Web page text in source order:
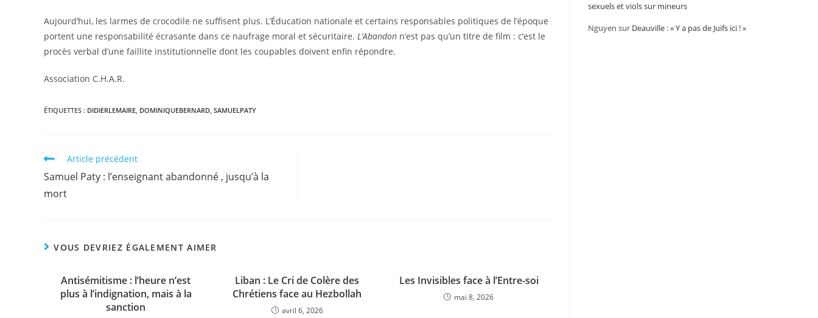
​Aujourd’hui, les larmes de crocodile ne suffisent plus. L’Éducation nationale et certains responsables politiques de l’époque
portent une responsabilité écrasante dans ce naufrage moral et sécuritaire. L’Abandon n’est pas qu’un titre de film : c’est le
procès verbal d’une faillite institutionnelle dont les coupables doivent enfin répondre.
Association C.H.A.R.
ÉTIQUETTES : ​DIDIERLEMAIRE, ​DOMINIQUEBERNARD, SAMUELPATY
Article précédent
Samuel Paty : l’enseignant abandonné , jusqu’à la
mort
VOUS DEVRIEZ ÉGALEMENT AIMER
Antisémitisme : l’heure n’est
plus à l’indignation, mais à la
sanction
Liban : Le Cri de Colère des
Chrétiens face au Hezbollah
avril 6, 2026
Les Invisibles face à l’Entre-soi
mai 8, 2026
sexuels et viols sur mineurs
Nguyen sur Deauville : « Y a pas de Juifs ici ! »